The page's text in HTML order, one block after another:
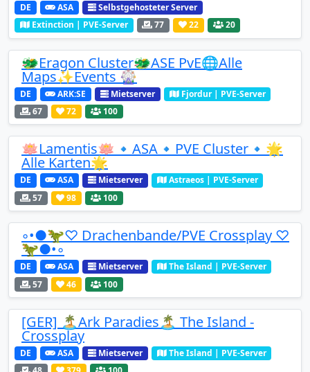
DE ASA
Selbstgehosteter Server
Extinction | PVE-Server
77 22 20
🐲Eragon Cluster🐲ASE PvE🌐Alle
Maps✨Events 🎡
DE ARK:SE Mietserver
Fjordur | PVE-Server
67
72 100
🪷Lamentis🪷🔹️ASA🔹PVE Cluster🔹🌟
Alle Karten🌟
DE ASA Mietserver
Astraeos | PVE-Server
57
98 100
◦•●🦖♡ Drachenbande/PVE Crossplay ♡
🦖●•◦
DE ASA Mietserver
The Island | PVE-Server
57
46 100
[GER] 🏝️Ark Paradies🏝️ The Island -
Crossplay
DE ASA Mietserver
The Island | PVE-Server